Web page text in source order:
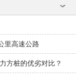
里高速公路
方桩的优劣对比？